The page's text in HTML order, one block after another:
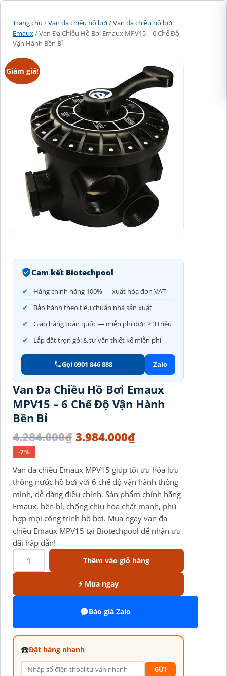
Trang chủ /Van đa chiều hồ bơi/Van đa chiều hồ bơi
Emaux/ Van Đa Chiều Hồ Bơi Emaux MPV15 – 6 Chế Độ
Vận Hành Bền Bỉ
Giảm giá!
Cam kết Biotechpool
Hàng chính hãng 100% — xuất hóa đơn VAT
Bảo hành theo tiêu chuẩn nhà sản xuất
Giao hàng toàn quốc — miễn phí đơn ≥ 3 triệu
Lắp đặt trọn gói & tư vấn thiết kế miễn phí
Gọi 0901 846 888 Zalo
Van Đa Chiều Hồ Bơi Emaux
MPV15 – 6 Chế Độ Vận Hành
Bền Bỉ
4.284.000₫ 3.984.000₫
-7%
Van đa chiều Emaux MPV15 giúp tối ưu hóa lưu
thông nước hồ bơi với 6 chế độ vận hành thông
minh, dễ dàng điều chỉnh. Sản phẩm chính hãng
Emaux, bền bỉ, chống chịu hóa chất mạnh, phù
hợp mọi công trình hồ bơi. Mua ngay van đa
chiều Emaux MPV15 tại Biotechpool để nhận ưu
đãi hấp dẫn!
Thêm vào giỏ hàng
⚡ Mua ngay
Báo giá Zalo
☎️Đặt hàng nhanh
GỪI